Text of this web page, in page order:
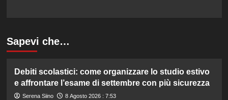
Sapevi che…
Debiti scolastici: come organizzare lo studio estivo
e affrontare l’esame di settembre con più sicurezza
Serena Siino 8 Agosto 2026 : 7:53